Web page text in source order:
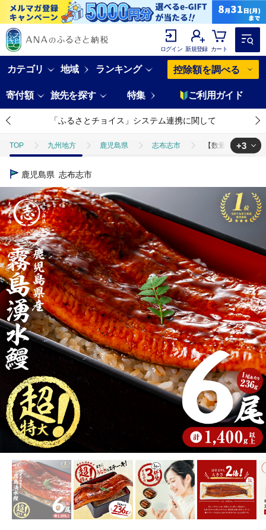
ログイン 新規登録 カート
カテゴリ 地域 ランキング 控除額を調べる
寄付額 旅先を探す 特集 ご利用ガイド
「ふるさとチョイス」システム連携に関して
TOP 九州地方 鹿児島県 志布志市 【数量限定】超
TOP
魚介類 うなぎ 【数量限定】超特大！鹿児島県産 山
TOP 加工食品 惣菜・レトルト ほかの惣菜 【数量限
+3
鹿児島県 志布志市